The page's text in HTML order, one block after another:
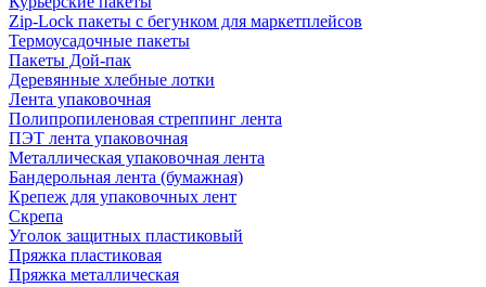
Zip-Lock пакеты с бегунком для маркетплейсов
Термоусадочные пакеты
Пакеты Дой-пак
Деревянные хлебные лотки
Лента упаковочная
Полипропиленовая стреппинг лента
ПЭТ лента упаковочная
Металлическая упаковочная лента
Бандерольная лента (бумажная)
Крепеж для упаковочных лент
Скрепа
Уголок защитных пластиковый
Пряжка пластиковая
Пряжка металлическая